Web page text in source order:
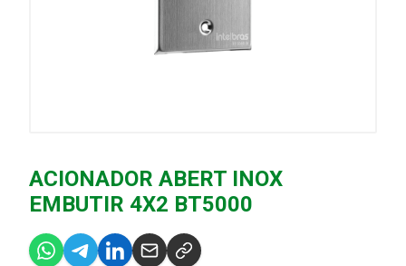
ACIONADOR ABERT INOX
EMBUTIR 4X2 BT5000